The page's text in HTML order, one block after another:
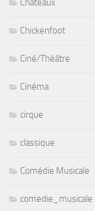
Chateaux
Chickenfoot
Ciné/Théâtre
Cinéma
cirque
classique
Comédie Musicale
comedie_musicale